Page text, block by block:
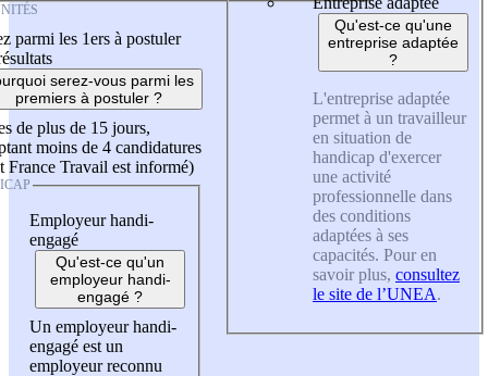
parmi les 1ers à postuler
serez-vous parmi les
premiers à postuler ?
de plus de 15 jours,
moins de 4 candidatures
France Travail est informé)
Employeur handi-
engagé
Qu'est-ce qu'un
employeur handi-
engagé ?
Un employeur handi-
engagé est un
employeur reconnu
Qu'est-ce qu'une
entreprise adaptée
?
L'entreprise adaptée
permet à un travailleur
en situation de
handicap d'exercer
une activité
professionnelle dans
des conditions
adaptées à ses
capacités. Pour en
savoir plus, consultez
le site de l’UNEA.